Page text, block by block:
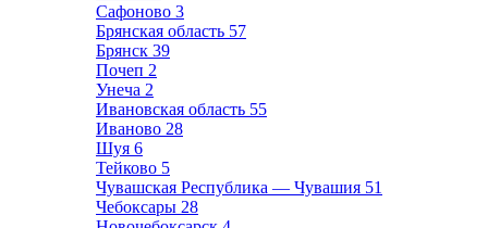
Сафоново 3
Брянская область 57
Брянск 39
Почеп 2
Унеча 2
Ивановская область 55
Иваново 28
Шуя 6
Тейково 5
Чувашская Республика — Чувашия 51
Чебоксары 28